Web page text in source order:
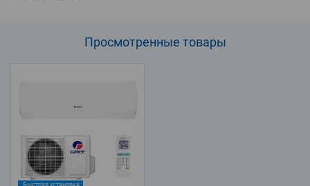
Просмотренные товары
Быстрая установка